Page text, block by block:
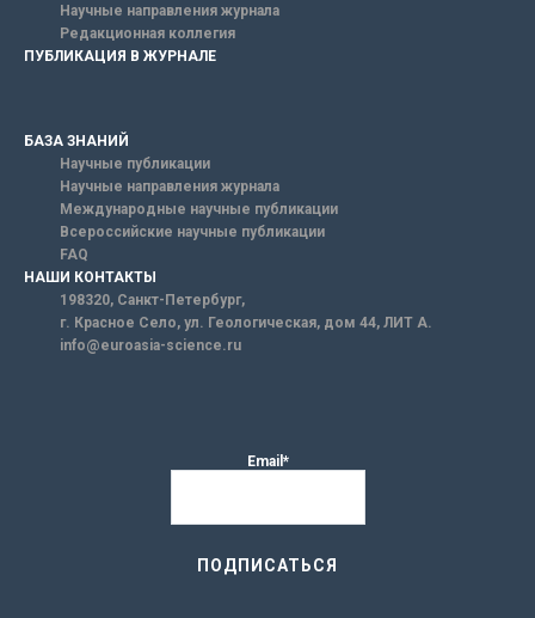
Научные направления журнала
Редакционная коллегия
ПУБЛИКАЦИЯ В ЖУРНАЛЕ
БАЗА ЗНАНИЙ
Научные публикации
Научные направления журнала
Международные научные публикации
Всероссийские научные публикации
FAQ
НАШИ КОНТАКТЫ
198320, Санкт-Петербург,
г. Красное Село, ул. Геологическая, дом 44, ЛИТ А.
info@euroasia-science.ru
Email*